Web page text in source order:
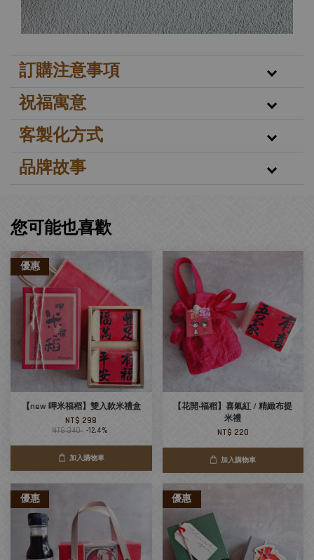
訂購注意事項
祝福寓意
客製化方式
品牌故事
您可能也喜歡
優惠
【new 呷米福稻】雙入款米禮盒
NT$ 298
NT$ 340 -12.4%
加入購物車
【花開‧福稻】喜氣紅 / 精緻布提
米禮
NT$ 220
加入購物車
優惠 優惠